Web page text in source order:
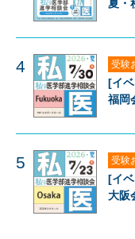
夏・
4 受験
[イ
福岡
5 受験
[イ
大阪